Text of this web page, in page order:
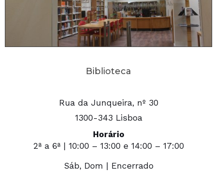
Biblioteca
Rua da Junqueira, nº 30
1300-343 Lisboa
Horário
2ª a 6ª | 10:00 – 13:00 e 14:00 – 17:00
Sáb, Dom | Encerrado